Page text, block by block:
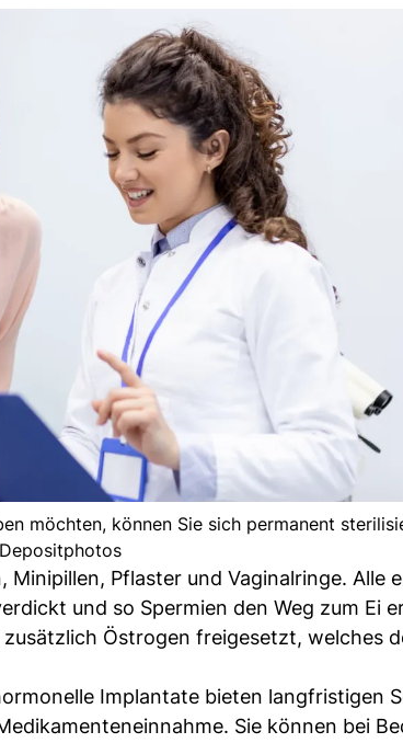
möchten, können Sie sich permanent
Depositphotos
Minipillen, Pflaster und Vaginalringe. Alle
und so Spermien den Weg zum Ei
Östrogen freigesetzt, welches
Implantate bieten langfristigen
Sie können bei